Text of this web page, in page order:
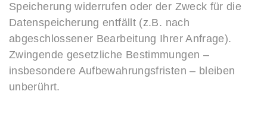
Speicherung widerrufen oder der Zweck für die
Datenspeicherung entfällt (z.B. nach
abgeschlossener Bearbeitung Ihrer Anfrage).
Zwingende gesetzliche Bestimmungen –
insbesondere Aufbewahrungsfristen – bleiben
unberührt.